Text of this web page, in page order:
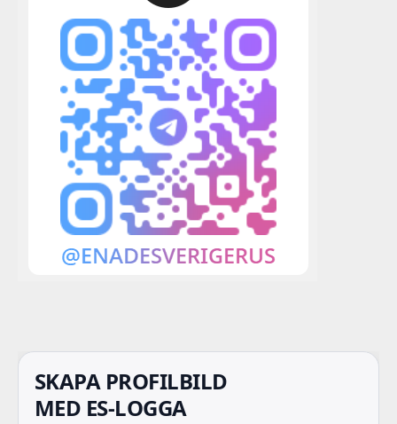
SKAPA PROFILBILD
MED ES-LOGGA